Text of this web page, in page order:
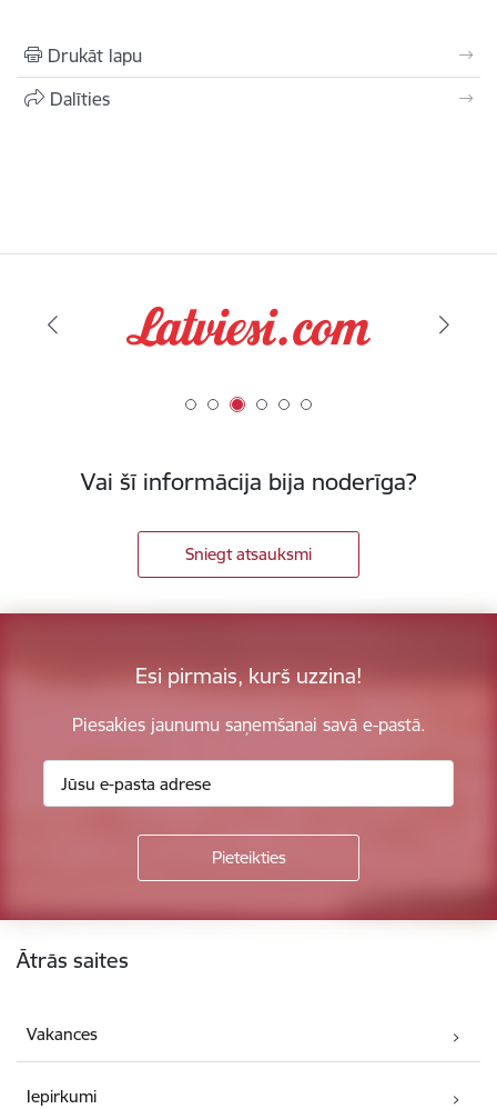
Drukāt lapu
Dalīties
Vai šī informācija bija noderīga?
Sniegt atsauksmi
Esi pirmais, kurš uzzina!
Piesakies jaunumu saņemšanai savā e-pastā.
Ātrās saites
Vakances
Iepirkumi